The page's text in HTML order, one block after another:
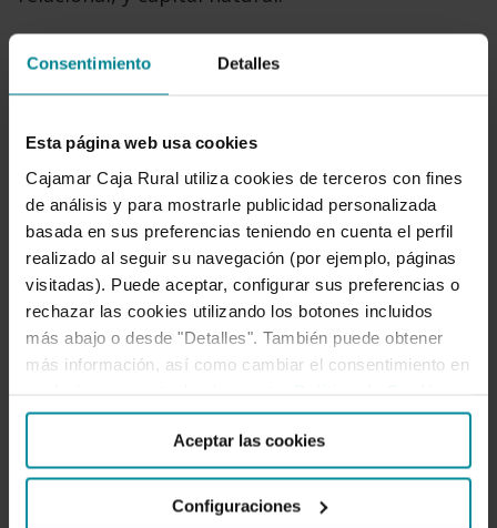
Consentimiento Detalles
Esta página web usa cookies
Cajamar Caja Rural utiliza cookies de terceros con fines
de análisis y para mostrarle publicidad personalizada
basada en sus preferencias teniendo en cuenta el perfil
realizado al seguir su navegación (por ejemplo, páginas
visitadas). Puede aceptar, configurar sus preferencias o
rechazar las cookies utilizando los botones incluidos
más abajo o desde "Detalles". También puede obtener
más información, así como cambiar el consentimiento en
Aceptar las cookies
Configuraciones
En estos enlaces puedes consultar la